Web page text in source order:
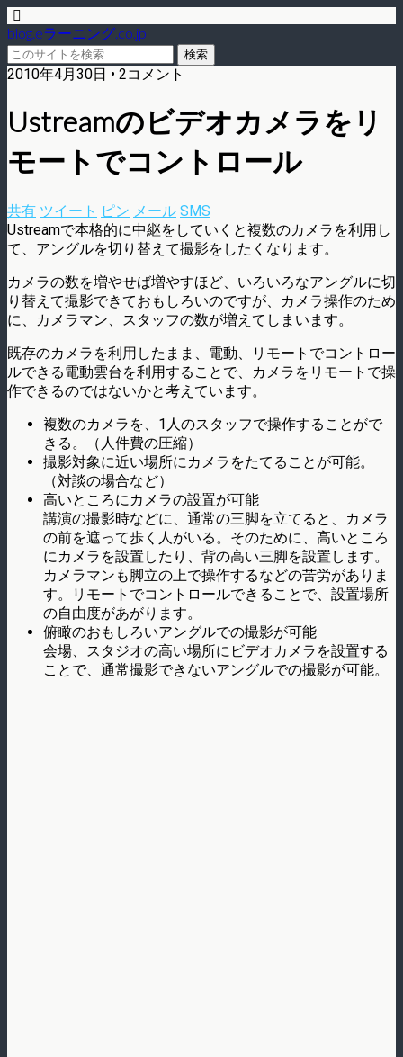
blog.eラーニング.co.jp
2010年4月30日 • 2コメント
Ustreamのビデオカメラをリ
モートでコントロール
共有 ツイート ピン メール SMS
Ustreamで本格的に中継をしていくと複数のカメラを利用し
て、アングルを切り替えて撮影をしたくなります。
カメラの数を増やせば増やすほど、いろいろなアングルに切
り替えて撮影できておもしろいのですが、カメラ操作のため
に、カメラマン、スタッフの数が増えてしまいます。
既存のカメラを利用したまま、電動、リモートでコントロー
ルできる電動雲台を利用することで、カメラをリモートで操
作できるのではないかと考えています。
複数のカメラを、1人のスタッフで操作することがで
きる。（人件費の圧縮）
撮影対象に近い場所にカメラをたてることが可能。
（対談の場合など）
高いところにカメラの設置が可能
講演の撮影時などに、通常の三脚を立てると、カメラ
の前を遮って歩く人がいる。そのために、高いところ
にカメラを設置したり、背の高い三脚を設置します。
カメラマンも脚立の上で操作するなどの苦労がありま
す。リモートでコントロールできることで、設置場所
の自由度があがります。
俯瞰のおもしろいアングルでの撮影が可能
会場、スタジオの高い場所にビデオカメラを設置する
ことで、通常撮影できないアングルでの撮影が可能。